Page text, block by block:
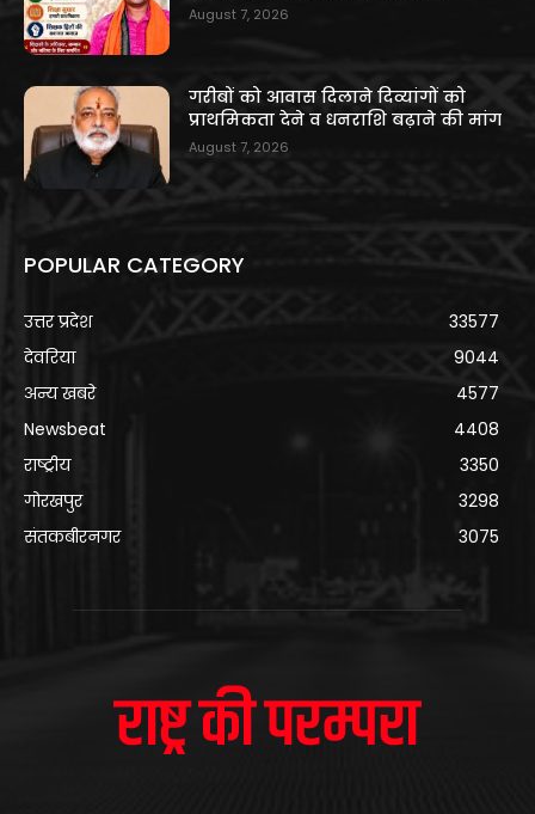
August 7, 2026
गरीबों को आवास दिलाने दिव्यांगों को
प्राथमिकता देने व धनराशि बढ़ाने की मांग
August 7, 2026
POPULAR CATEGORY
उत्तर प्रदेश
33577
देवरिया
9044
अन्य खबरे
4577
Newsbeat
4408
राष्ट्रीय
3350
गोरखपुर
3298
संतकबीरनगर
3075